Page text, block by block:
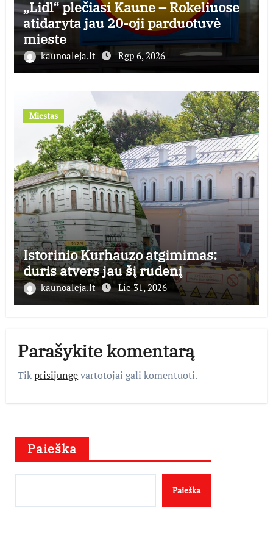
„Lidl“ plečiasi Kaune – Rokeliuose
atidaryta jau 20-oji parduotuvė
mieste
kaunoaleja.lt Rgp 6, 2026
Miestas
Istorinio Kurhauzo atgimimas:
duris atvers jau šį rudenį
kaunoaleja.lt Lie 31, 2026
Parašykite komentarą
Tikprisijungęvartotojai gali komentuoti.
Paieška
Paieška